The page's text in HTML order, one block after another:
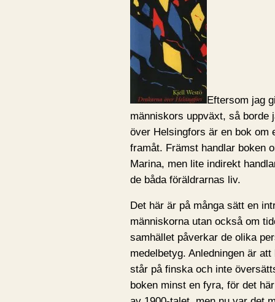
Eftersom jag
människors uppväxt, så borde
över Helsingfors är en bok
framåt. Främst handlar boken
Marina, men lite indirekt
de båda föräldrarnas liv.
Det här är på många sätt en
människorna utan också om
samhället påverkar de olika
medelbetyg. Anledningen är
står på finska och inte
boken minst en fyra, för det